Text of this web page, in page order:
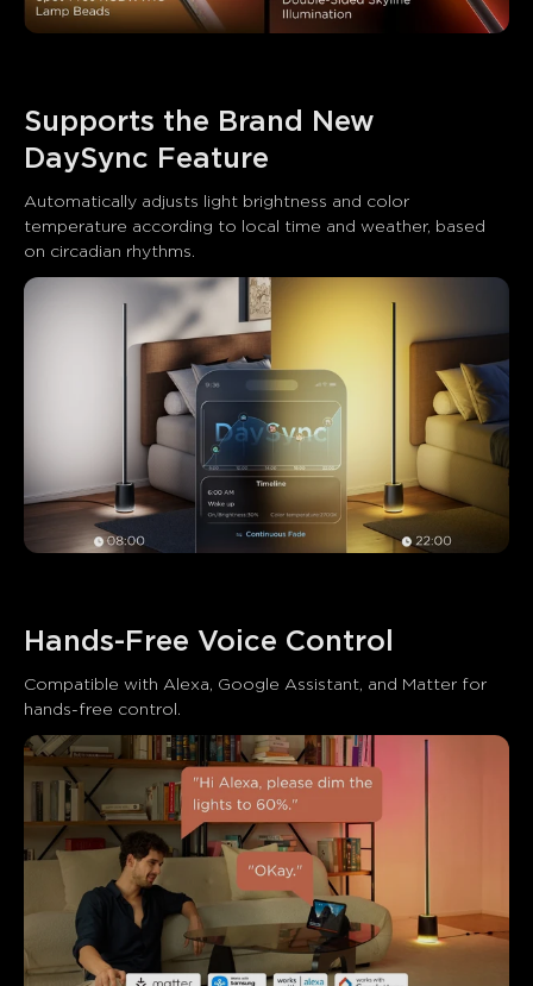
Supports the Brand New
DaySync Feature
Automatically adjusts light brightness and color
temperature according to local time and weather, based
on circadian rhythms.
Hands-Free Voice Control
Compatible with Alexa, Google Assistant, and Matter for
hands-free control.